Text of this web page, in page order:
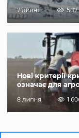
7 липня 507
Нові критерії
означає для
8 липня 1